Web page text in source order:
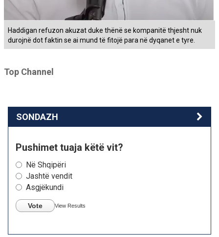
Haddigan refuzon akuzat duke thënë se kompanitë thjesht nuk
durojnë dot faktin se ai mund të fitojë para në dyqanet e tyre.
Top Channel
SONDAZH
Pushimet tuaja këtë vit?
Në Shqipëri
Jashtë vendit
Asgjëkundi
Vote View Results